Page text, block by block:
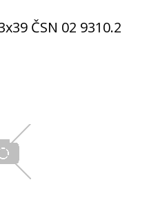
ČSN 02 9310.2